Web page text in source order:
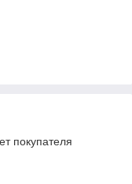
покупателя